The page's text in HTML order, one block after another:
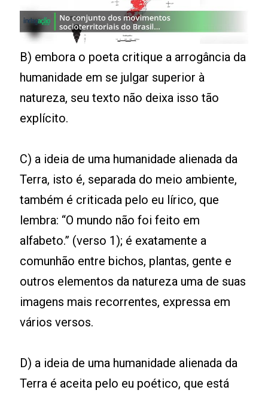
B) embora o poeta critique a arrogância da
humanidade em se julgar superior à
natureza, seu texto não deixa isso tão
explícito.
C) a ideia de uma humanidade alienada da
Terra, isto é, separada do meio ambiente,
também é criticada pelo eu lírico, que
lembra: “O mundo não foi feito em
alfabeto.” (verso 1); é exatamente a
comunhão entre bichos, plantas, gente e
outros elementos da natureza uma de suas
imagens mais recorrentes, expressa em
vários versos.
D) a ideia de uma humanidade alienada da
Terra é aceita pelo eu poético, que está